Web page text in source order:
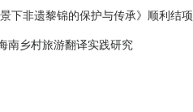
下非遗黎锦的保护与传承》顺利结项
南乡村旅游翻译实践研究